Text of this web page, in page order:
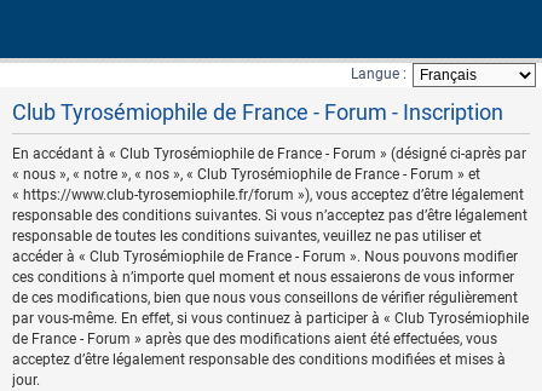
Langue :
Club Tyrosémiophile de France - Forum - Inscription
En accédant à « Club Tyrosémiophile de France - Forum » (désigné ci-après par
« nous », « notre », « nos », « Club Tyrosémiophile de France - Forum » et
« https://www.club-tyrosemiophile.fr/forum »), vous acceptez d’être légalement
responsable des conditions suivantes. Si vous n’acceptez pas d’être légalement
responsable de toutes les conditions suivantes, veuillez ne pas utiliser et
accéder à « Club Tyrosémiophile de France - Forum ». Nous pouvons modifier
ces conditions à n’importe quel moment et nous essaierons de vous informer
de ces modifications, bien que nous vous conseillons de vérifier régulièrement
par vous-même. En effet, si vous continuez à participer à « Club Tyrosémiophile
de France - Forum » après que des modifications aient été effectuées, vous
acceptez d’être légalement responsable des conditions modifiées et mises à
jour.